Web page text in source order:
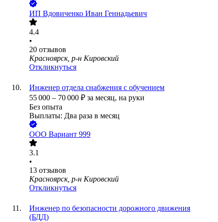
ИП Вдовиченко Иван Геннадьевич
4.4
•
20 отзывов
Красноярск, р-н Кировский
Откликнуться
Инженер отдела снабжения с обучением
55 000 – 70 000 ₽ за месяц, на руки
Без опыта
Выплаты: Два раза в месяц
ООО Вариант 999
3.1
•
13 отзывов
Красноярск, р-н Кировский
Откликнуться
Инженер по безопасности дорожного движения
(БДД)